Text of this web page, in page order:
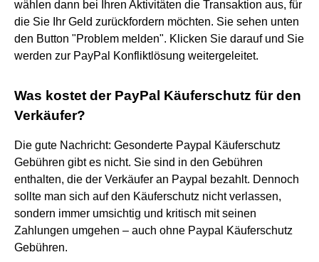
wählen dann bei Ihren Aktivitäten die Transaktion aus, für
die Sie Ihr Geld zurückfordern möchten. Sie sehen unten
den Button "Problem melden". Klicken Sie darauf und Sie
werden zur PayPal Konfliktlösung weitergeleitet.
Was kostet der PayPal Käuferschutz für den
Verkäufer?
Die gute Nachricht: Gesonderte Paypal Käuferschutz
Gebühren gibt es nicht. Sie sind in den Gebühren
enthalten, die der Verkäufer an Paypal bezahlt. Dennoch
sollte man sich auf den Käuferschutz nicht verlassen,
sondern immer umsichtig und kritisch mit seinen
Zahlungen umgehen – auch ohne Paypal Käuferschutz
Gebühren.